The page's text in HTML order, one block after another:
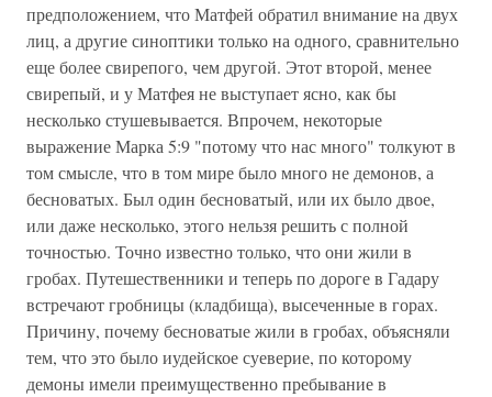
предположением, что Матфей обратил внимание на двух
лиц, а другие синоптики только на одного, сравнительно
еще более свирепого, чем другой. Этот второй, менее
свирепый, и у Матфея не выступает ясно, как бы
несколько стушевывается. Впрочем, некоторые
выражение Марка 5:9 "потому что нас много" толкуют в
том смысле, что в том мире было много не демонов, а
бесноватых. Был один бесноватый, или их было двое,
или даже несколько, этого нельзя решить с полной
точностью. Точно известно только, что они жили в
гробах. Путешественники и теперь по дороге в Гадару
встречают гробницы (кладбища), высеченные в горах.
Причину, почему бесноватые жили в гробах, объясняли
тем, что это было иудейское суеверие, по которому
демоны имели преимущественно пребывание в